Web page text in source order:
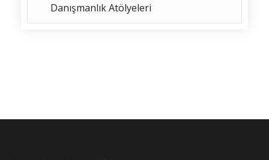
Danışmanlık Atölyeleri